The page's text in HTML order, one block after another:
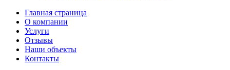
Главная страница
О компании
Услуги
Отзывы
Наши объекты
Контакты